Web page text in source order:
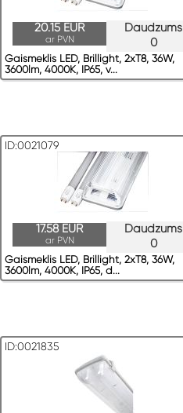
Daudzums
0
20.15 EUR
ar PVN
Gaismeklis LED, Brillight, 2xT8, 36W,
3600lm, 4000K, IP65, v...
ID:0021079
Daudzums
0
17.58 EUR
ar PVN
Gaismeklis LED, Brillight, 2xT8, 36W,
3600lm, 4000K, IP65, d...
ID:0021835